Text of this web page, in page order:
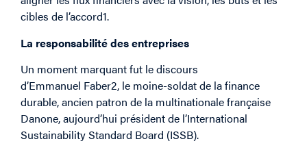
cibles de l’accord⁠1.
La responsabilité des entreprises
Un moment marquant fut le discours
d’Emmanuel Faber⁠2, le moine-soldat de la finance
durable, ancien patron de la multinationale française
Danone, aujourd’hui président de l’International
Sustainability Standard Board (ISSB).